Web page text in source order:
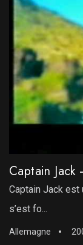
Captain Jack
Captain Jack est
s’est fo...
Allemagne